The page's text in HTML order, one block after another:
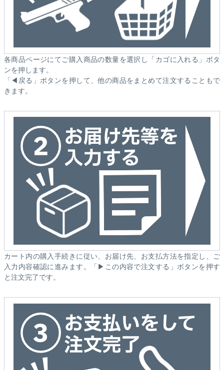
各商品ページにてご購入商品の数量を選択し「カゴに入れる」ボタ
ンを押します。
「◀戻る」ボタンを押して、他の商品をまとめて注文することもで
きます。
カート内の購入手続きに従い、お届け先、お支払方法を指定し、ご
入力内容確認に進みます。「▶この内容で注文する」ボタンを押す
と注文完了です。